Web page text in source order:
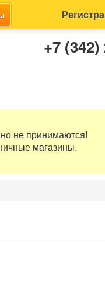
+7
не принимаются!
магазины.